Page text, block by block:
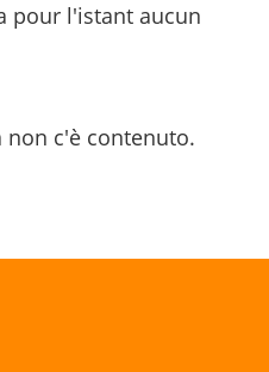
pour l'istant aucun
non c'è contenuto.